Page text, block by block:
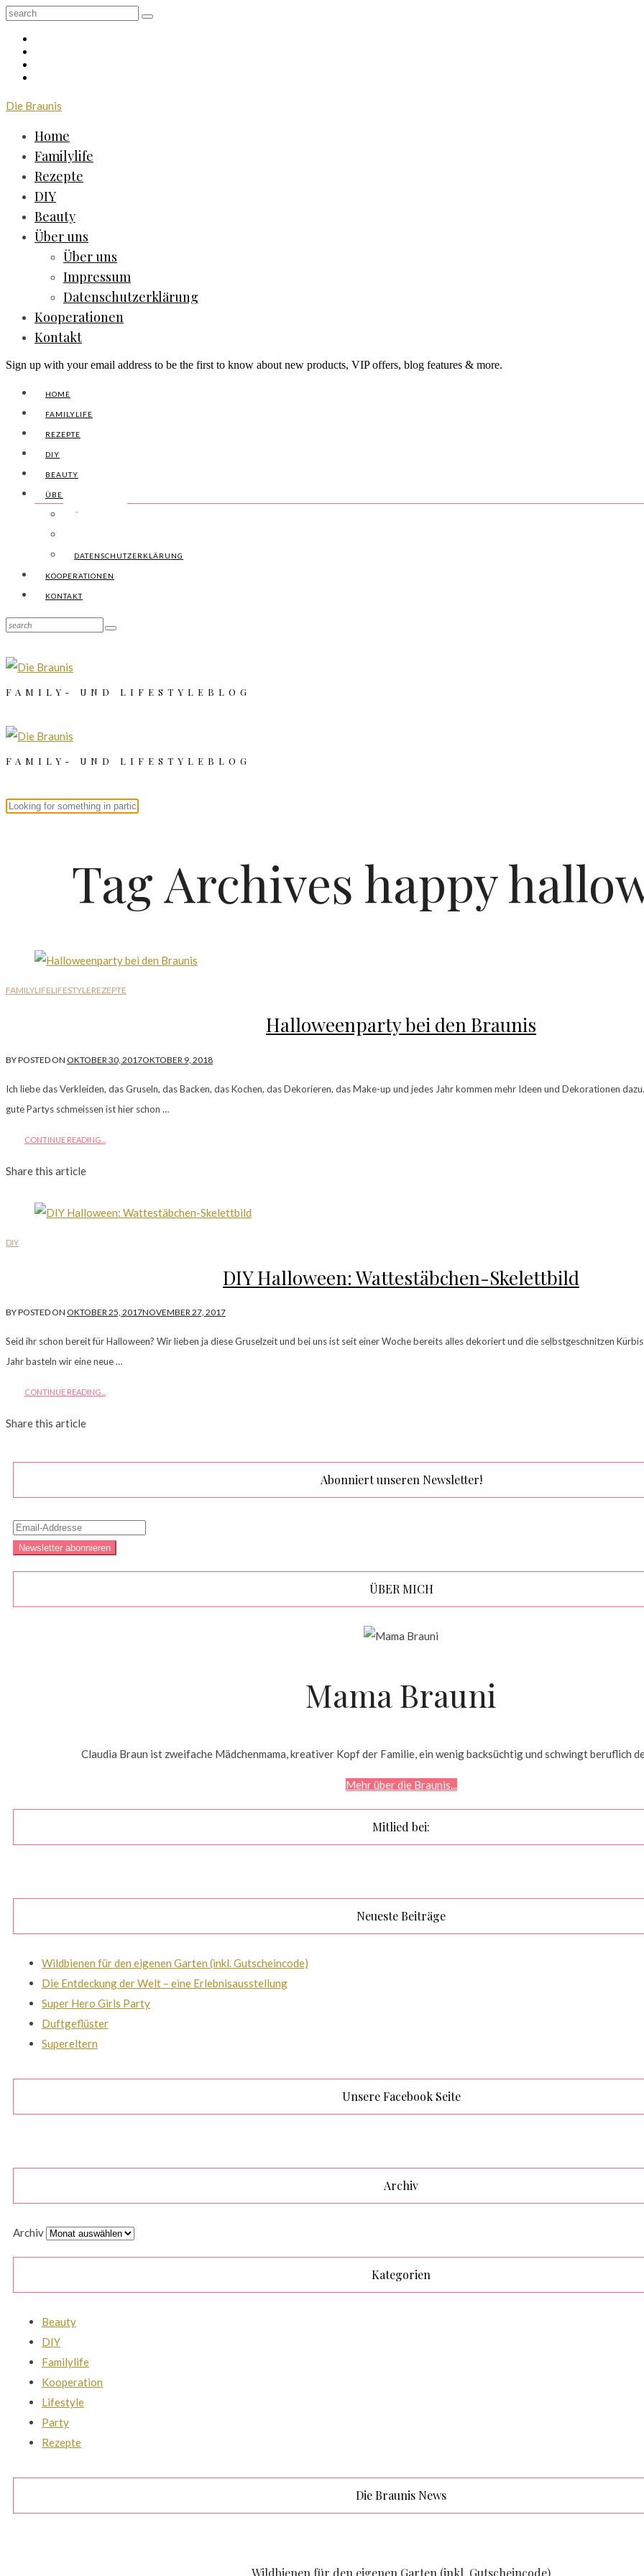
Die Braunis
Home
Familylife
Rezepte
DIY
Beauty
Über uns
Über uns
Impressum
Datenschutzerklärung
Kooperationen
Kontakt
Sign up with your email address to be the first to know about new products, VIP offers, blog features & more.
HOME
FAMILYLIFE
REZEPTE
DIY
BEAUTY
ÜBER UNS
ÜBER UNS
DATENSCHUTZERKLÄRUNG
KOOPERATIONEN
KONTAKT
FAMILY- UND LIFESTYLEBLOG
FAMILY- UND LIFESTYLEBLOG
Tag Archives happy
FAMILYLIFELIFESTYLEREZEPTE
Halloweenparty bei den Braunis
BYPOSTED ON OKTOBER 30, 2017OKTOBER 9, 2018
Ich liebe das Verkleiden, das Gruseln, das Backen, das Kochen, das Dekorieren, das Make-up und jedes Jahr kommen mehr Ideen und Dekorationen
gute Partys schmeissen ist hier schon …
CONTINUE READING...
Share this article
DIY
DIY Halloween: Wattestäbchen-Skelettbild
BYPOSTED ON OKTOBER 25, 2017NOVEMBER 27, 2017
Seid ihr schon bereit für Halloween? Wir lieben ja diese Gruselzeit und bei uns ist seit einer Woche bereits alles dekoriert und die selbstgeschnitzen
Jahr basteln wir eine neue …
CONTINUE READING...
Share this article
Abonniert unseren Newsletter!
ÜBER MICH
Mama Brauni
Claudia Braun ist zweifache Mädchenmama, kreativer Kopf der Familie, ein wenig backsüchtig und schwingt beruflich
Mehr über die Braunis...
Mitlied bei:
Neueste Beiträge
Wildbienen für den eigenen Garten (inkl. Gutscheincode)
Die Entdeckung der Welt – eine Erlebnisausstellung
Super Hero Girls Party
Duftgeflüster
Supereltern
Unsere Facebook Seite
Archiv
Archiv
Kategorien
Beauty
DIY
Familylife
Kooperation
Lifestyle
Party
Rezepte
Die Braunis News